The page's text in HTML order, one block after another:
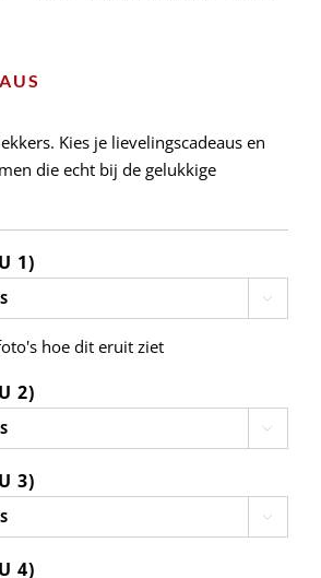
Kies je lievelingscadeaus en
die echt bij de gelukkige
1)

hoe dit eruit ziet
2)

3)

4)